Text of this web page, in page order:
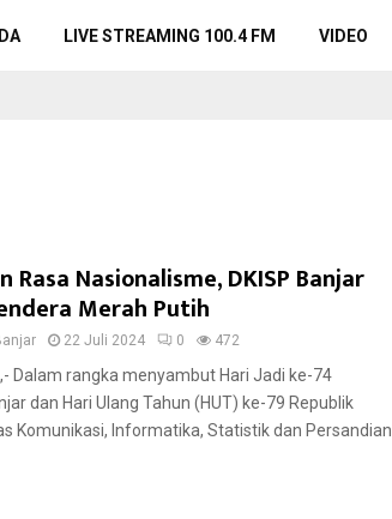
LIVE STREAMING 100.4 FM VIDEO
Rasa Nasionalisme, DKISP Banjar
Merah Putih
22 Juli 2024 0 472
Dalam rangka menyambut Hari Jadi ke-74
dan Hari Ulang Tahun (HUT) ke-79 Republik
Komunikasi, Informatika, Statistik dan Persandian